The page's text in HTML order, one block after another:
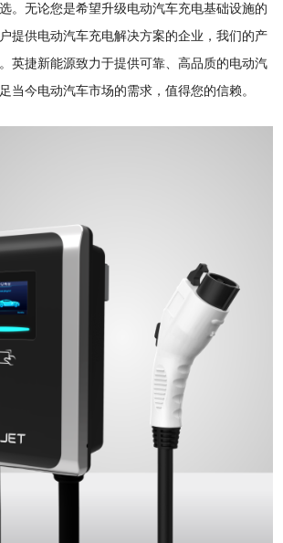
。无论您是希望升级电动汽车充电基础设施的
提供电动汽车充电解决方案的企业，我们的产
英捷新能源致力于提供可靠、高品质的电动汽
当今电动汽车市场的需求，值得您的信赖。